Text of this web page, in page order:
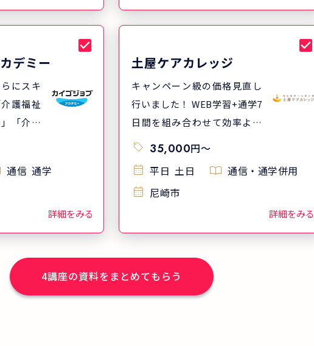
しい」
年度実
った「適材適所・プレースメ
デミー
にスキ
護福祉
「介護
介護業
おすす
ーン」
通信 通学
詳細をみる
土屋ケアカレッジ
キャンペーン級の価格見直し
行いました！ WEB学習+通学7
日間を組み合わせて効率よく
学びます♪ 土曜・日曜コース
もあるので、働きながらでも
受講しやすい 振替受講可能！
費用は無料！
35,000円〜
平日 土日
通信・通学併用
尼崎市
詳細をみる
4講座の資料をまとめてもらう